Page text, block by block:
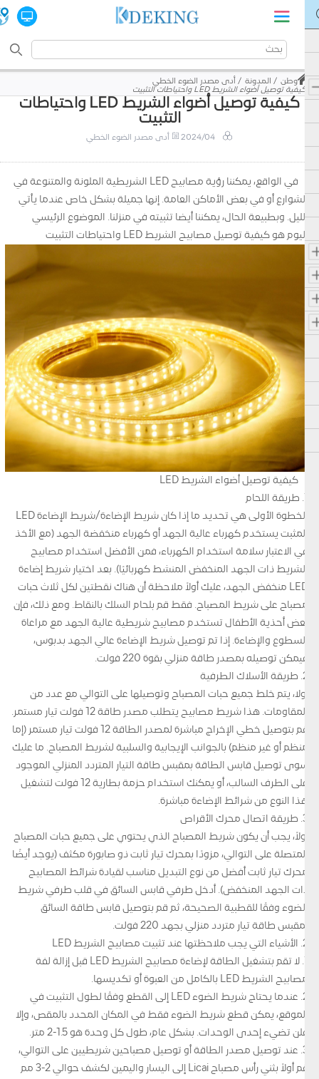
وطن المدونة
أدى مصدر الضوء الخطي
كيفية توصيل أضواء الشريط LED واحتياطات التثبيت
كيفية توصيل أضواء الشريط LED واحتياطات
التثبيت
2024/04 أدى مصدر الضوء الخطي
في الواقع، يمكننا رؤية مصابيح LED الشريطية الملونة والمتنوعة في
الشوارع أو في بعض الأماكن العامة. إنها جميلة بشكل خاص عندما يأتي
الليل. وبطبيعة الحال، يمكننا أيضا تثبيته في منزلنا. الموضوع الرئيسي
اليوم هو كيفية توصيل مصابيح الشريط LED واحتياطات التثبيت
كيفية توصيل أضواء الشريط LED
الخطوة الأولى هي تحديد ما إذا كان شريط الإضاءة/شريط الإضاءة LED
المثبت يستخدم كهرباء عالية الجهد أو كهرباء منخفضة الجهد (مع الأخذ
في الاعتبار سلامة استخدام الكهرباء، فمن الأفضل استخدام مصابيح
الشريط ذات الجهد المنخفض المنشط كهربائيًا). بعد اختيار شريط إضاءة
LED منخفض الجهد، عليك أولاً ملاحظة أن هناك نقطتين لكل ثلاث حبات
مصباح على شريط المصباح. فقط قم بلحام السلك بالنقاط. ومع ذلك، فإن
بعض أحذية الأطفال تستخدم مصابيح شريطية عالية الجهد مع مراعاة
السطوع والإضاءة. إذا تم توصيل شريط الإضاءة عالي الجهد بدبوس،
فيمكن توصيله بمصدر طاقة منزلي بقوة 220 فولت.
أولا، يتم خلط جميع حبات المصباح وتوصيلها على التوالي مع عدد من
المقاومات. هذا شريط مصابيح يتطلب مصدر طاقة 12 فولت تيار مستمر.
قم بتوصيل خطي الإخراج مباشرة لمصدر الطاقة 12 فولت تيار مستمر (إما
منظم أو غير منظم) بالجوانب الإيجابية والسلبية لشريط المصباح. ما عليك
سوى توصيل قابس الطاقة بمقبس طاقة التيار المتردد المنزلي الموجود
على الطرف السالب، أو يمكنك استخدام حزمة بطارية 12 فولت لتشغيل
هذا النوع من شرائط الإضاءة مباشرة.
أولاً، يجب أن يكون شريط المصباح الذي يحتوي على جميع حبات المصباح
المتصلة على التوالي، مزودًا بمحرك تيار ثابت ذو صابورة مكثف (يوجد أيضًا
محرك تيار ثابت أفضل من نوع التبديل مناسب لقيادة شرائط المصابيح
ذات الجهد المنخفض). أدخل طرفي قابس السائق في قلب طرفي شريط
الضوء وفقًا للقطبية الصحيحة، ثم قم بتوصيل قابس طاقة السائق
بمقبس طاقة تيار متردد منزلي بجهد 220 فولت.
1. لا تقم بتشغيل الطاقة لإضاءة مصابيح الشريط LED قبل إزالة لفة
مصابيح الشريط LED بالكامل من العبوة أو تكديسها.
2. عندما يحتاج شريط الضوء LED إلى القطع وفقًا لطول التثبيت في
الموقع، يمكن قطع شريط الضوء فقط في المكان المحدد بالمقص، وإلا
فلن تضيء إحدى الوحدات. بشكل عام، طول كل وحدة هو 1.5-2 متر.
3. عند توصيل مصدر الطاقة أو توصيل مصباحين شريطيين على التوالي،
قم أولاً بثني رأس مصباح Licai إلى اليسار واليمين لكشف حوالي 2-3 مم